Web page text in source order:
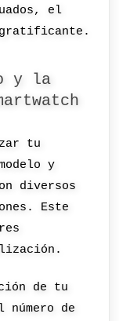
el
gratificante.
y la
tu
y
diversos
Este
de tu
número de